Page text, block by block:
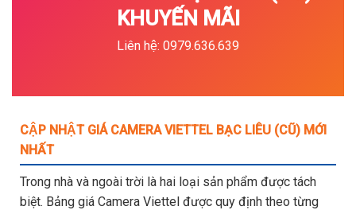
KHUYẾN MÃI
Liên hệ: 0979.636.639
CẬP NHẬT GIÁ CAMERA VIETTEL BẠC LIÊU (CŨ) MỚI
NHẤT
Trong nhà và ngoài trời là hai loại sản phẩm được tách
biệt. Bảng giá Camera Viettel được quy định theo từng